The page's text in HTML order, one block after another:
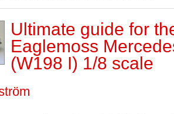
Ultimate guide for
Eaglemoss
(W198 I) 1/8 scale